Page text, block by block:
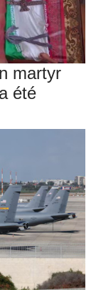
martyr
été